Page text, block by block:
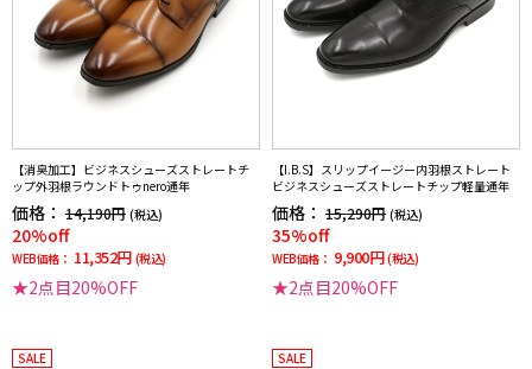
【消臭加工】ビジネスシューズストレートチ
ップ外羽根ラウンドトゥnero通年
価格： 14,190円 (税込)
20%off
WEB価格： 11,352円 (税込)
★2点目20%OFF
【I.B.S】スリップイージー内羽根ストレート
ビジネスシューズストレートチップ軽量通年
価格： 15,290円 (税込)
35%off
WEB価格： 9,900円 (税込)
★2点目20%OFF
SALE SALE